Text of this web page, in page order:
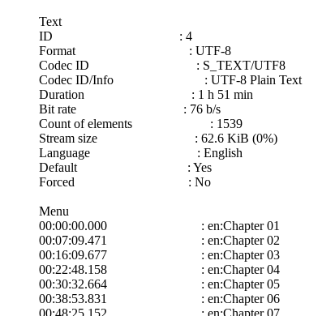
Text
ID : 4
Format : UTF-8
Codec ID : S_TEXT/UTF8
Codec ID/Info : UTF-8 Plain Text
Duration : 1 h 51 min
Bit rate : 76 b/s
Count of elements : 1539
Stream size : 62.6 KiB (0%)
Language : English
Default : Yes
Forced : No
Menu
00:00:00.000 : en:Chapter 01
00:07:09.471 : en:Chapter 02
00:16:09.677 : en:Chapter 03
00:22:48.158 : en:Chapter 04
00:30:32.664 : en:Chapter 05
00:38:53.831 : en:Chapter 06
00:48:25.152 : en:Chapter 07